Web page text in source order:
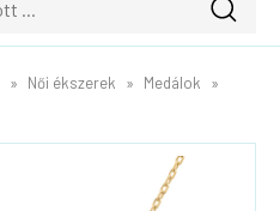
Női ékszerek
Medálok